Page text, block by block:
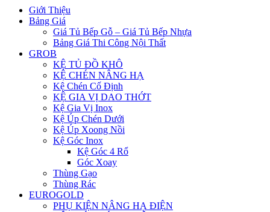
Giới Thiệu
Bảng Giá
Giá Tủ Bếp Gỗ – Giá Tủ Bếp Nhựa
Bảng Giá Thi Công Nội Thất
GROB
KỆ TỦ ĐỒ KHÔ
KỆ CHÉN NÂNG HẠ
Kệ Chén Cố Định
KỆ GIA VỊ DAO THỚT
Kệ Gia Vị Inox
Kệ Úp Chén Dưới
Kệ Úp Xoong Nồi
Kệ Góc Inox
Kệ Góc 4 Rổ
Góc Xoay
Thùng Gạo
Thùng Rác
EUROGOLD
PHỤ KIỆN NÂNG HẠ ĐIỆN